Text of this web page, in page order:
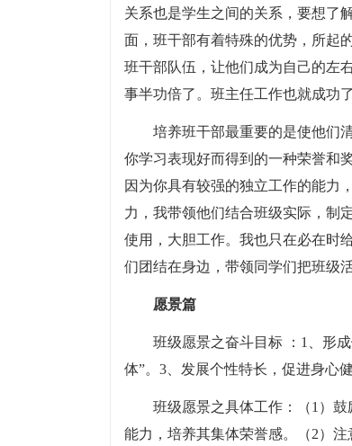
关系也是学生之间的关系，要想了
面，班干部有着特殊的优势，所起
班干部队伍，让他们成为自己的左
事半功倍了。班主任工作也就成功了
培养班干部最重要的是使他们
你学习表现好而得到的一种荣誉和
因为你具有较强的独立工作的能力
力，我带领他们结合班级实际，制
使用，大胆工作。我也只在必在时
们团结在身边，带领同学们把班级
愿景篇
班级愿景之奋斗目标 ：1、形
体”。3、发展个性特长，促进身心健
班级愿景之具体工作：（1）
能力，培养其集体荣誉感。（2）